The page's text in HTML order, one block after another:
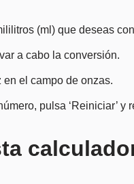
(ml) que deseas
a cabo la conversión.
el campo de onzas.
pulsa ‘Reiniciar’ y